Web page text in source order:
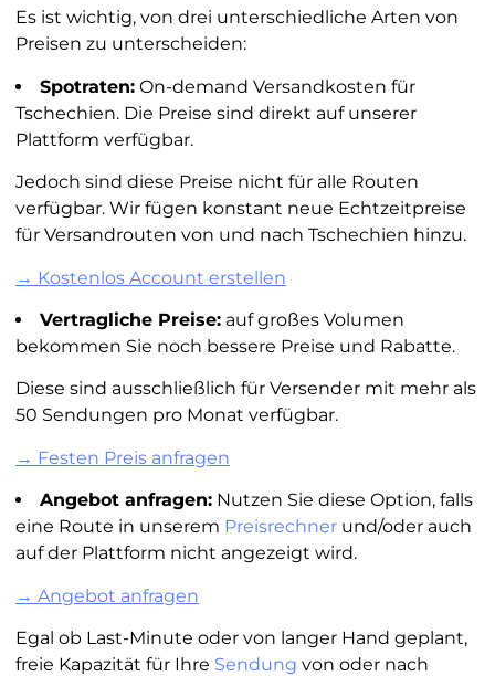
Es ist wichtig, von drei unterschiedliche Arten von
Preisen zu unterscheiden:
Spotraten:On-demand Versandkosten für
Tschechien. Die Preise sind direkt auf unserer
Plattform verfügbar.
Jedoch sind diese Preise nicht für alle Routen
verfügbar. Wir fügen konstant neue Echtzeitpreise
für Versandrouten von und nach Tschechien hinzu.
→ Kostenlos Account erstellen
Vertragliche Preise:auf großes Volumen
bekommen Sie noch bessere Preise und Rabatte.
Diese sind ausschließlich für Versender mit mehr als
50 Sendungen pro Monat verfügbar.
→ Festen Preis anfragen
Angebot anfragen:Nutzen Sie diese Option, falls
eine Route in unserem Preisrechnerund/oder auch
auf der Plattform nicht angezeigt wird.
→ Angebot anfragen
Egal ob Last-Minute oder von langer Hand geplant,
freie Kapazität für Ihre Sendung von oder nach